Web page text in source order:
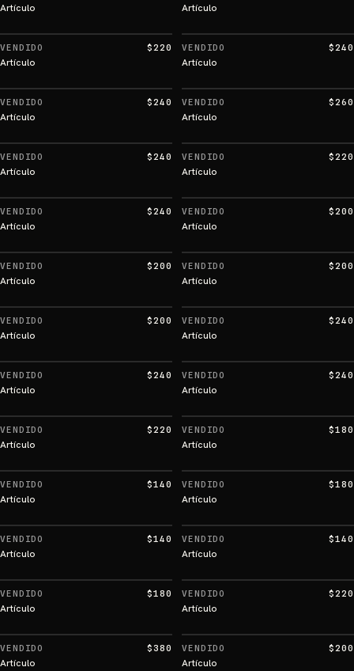
Artículo Artículo
VENDIDO $220
Artículo
VENDIDO $240
Artículo
VENDIDO $240
Artículo
VENDIDO $260
Artículo
VENDIDO $240
Artículo
VENDIDO $220
Artículo
VENDIDO $240
Artículo
VENDIDO $200
Artículo
VENDIDO $200
Artículo
VENDIDO $200
Artículo
VENDIDO $200
Artículo
VENDIDO $240
Artículo
VENDIDO $240
Artículo
VENDIDO $240
Artículo
VENDIDO $220
Artículo
VENDIDO $180
Artículo
VENDIDO $140
Artículo
VENDIDO $180
Artículo
VENDIDO $140
Artículo
VENDIDO $140
Artículo
VENDIDO $180
Artículo
VENDIDO $220
Artículo
VENDIDO $380
Artículo
VENDIDO $200
Artículo